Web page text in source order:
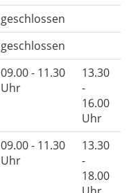
geschlossen
geschlossen
09.00 - 11.30
Uhr
13.30
-
16.00
Uhr
09.00 - 11.30
Uhr
13.30
-
18.00